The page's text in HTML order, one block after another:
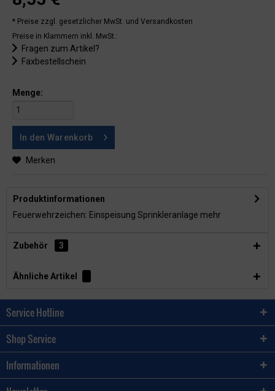
* Preise zzgl. gesetzlicher MwSt. und Versandkosten
Preise in Klammern inkl. MwSt.:
Fragen zum Artikel?
Faxbestellschein
Menge:
In den Warenkorb
Merken
Produktinformationen
Feuerwehrzeichen: Einspeisung Sprinkleranlage mehr
Zubehör 3
Ähnliche Artikel
Service Hotline
Shop Service
Informationen